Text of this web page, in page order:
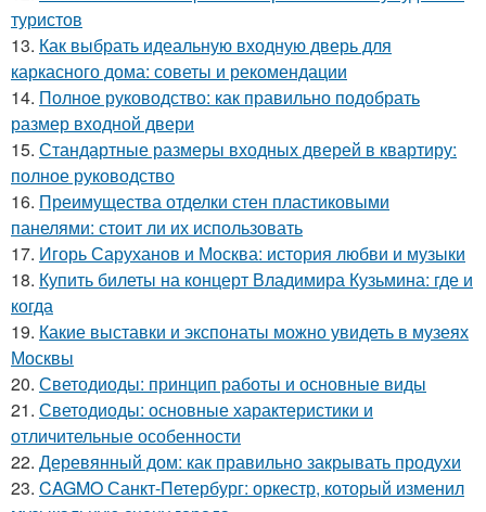
туристов
13. Как выбрать идеальную входную дверь для
каркасного дома: советы и рекомендации
14. Полное руководство: как правильно подобрать
размер входной двери
15. Стандартные размеры входных дверей в квартиру:
полное руководство
16. Преимущества отделки стен пластиковыми
панелями: стоит ли их использовать
17. Игорь Саруханов и Москва: история любви и музыки
18. Купить билеты на концерт Владимира Кузьмина: где и
когда
19. Какие выставки и экспонаты можно увидеть в музеях
Москвы
20. Светодиоды: принцип работы и основные виды
21. Светодиоды: основные характеристики и
отличительные особенности
22. Деревянный дом: как правильно закрывать продухи
23. CAGMO Санкт-Петербург: оркестр, который изменил